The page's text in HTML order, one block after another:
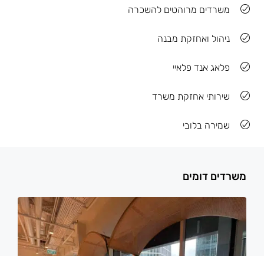
משרדים מרוהטים להשכרה
ניהול ואחזקת מבנה
פלאג אנד פלאיי
שירותי אחזקת משרד
שמירה בלובי
משרדים דומים